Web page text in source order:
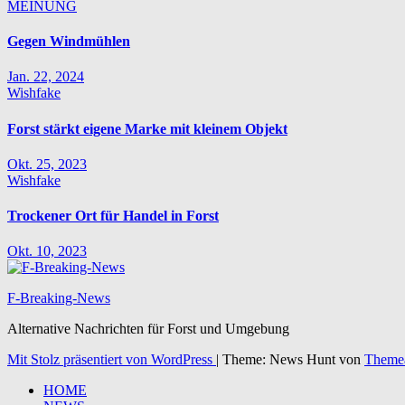
MEINUNG
Gegen Windmühlen
Jan. 22, 2024
Wishfake
Forst stärkt eigene Marke mit kleinem Objekt
Okt. 25, 2023
Wishfake
Trockener Ort für Handel in Forst
Okt. 10, 2023
F-Breaking-News
Alternative Nachrichten für Forst und Umgebung
Mit Stolz präsentiert von WordPress
Theme: News Hunt von
HOME